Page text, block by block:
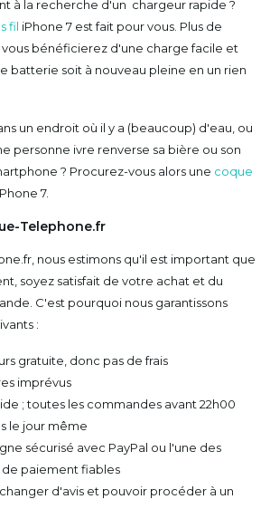
à la recherche d'un chargeur rapide ?
fil iPhone 7 est fait pour vous. Plus de
vous bénéficierez d'une charge facile et
batterie soit à nouveau pleine en un rien
un endroit où il y a (beaucoup) d'eau, ou
personne ivre renverse sa bière ou son
? Procurez-vous alors une coque
7.
Telephone.fr
nous estimons qu'il est important que
soyez satisfait de votre achat et du
C'est pourquoi nous garantissons
:
gratuite, donc pas de frais
imprévus
; toutes les commandes avant 22h00
le jour même
sécurisé avec PayPal ou l'une des
paiement fiables
d'avis et pouvoir procéder à un